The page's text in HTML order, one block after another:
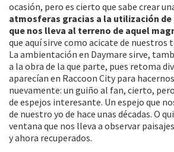
ocasión, pero es cierto que sabe crear
atmosferas gracias a la utilización
que nos lleva al terreno de aquel
que aquí sirve como acicate de nuestros
La ambientación en Daymare sirve,
a la obra de la que parte, pues retoma
aparecían en Raccoon City para
nuevamente: un guiño al fan, cierto,
de espejos interesante. Un espejo que
de nuestro yo de hace unas décadas. O
ventana que nos lleva a observar
y ahora recuperados.